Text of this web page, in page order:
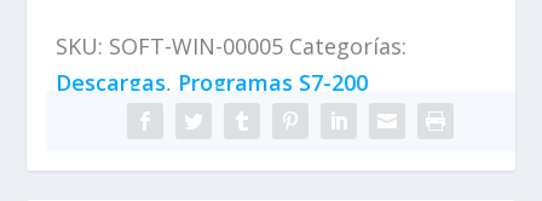
,
6
0
€
€
.
200
cantidad
SKU: SOFT-WIN-00005 Categorías:
Descargas, Programas S7-200